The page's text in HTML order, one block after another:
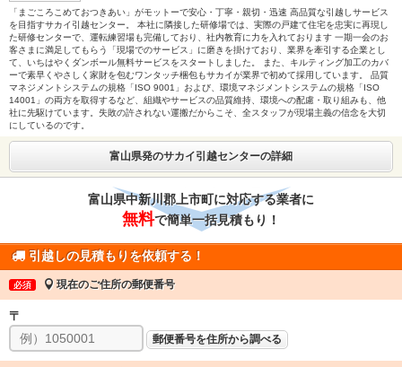
「まごころこめておつきあい」がモットーで安心・丁寧・親切・迅速 高品質な引越しサービス
を目指すサカイ引越センター。 本社に隣接した研修場では、実際の戸建て住宅を忠実に再現し
た研修センターで、運転練習場も完備しており、社内教育に力を入れております 一期一会のお
客さまに満足してもらう「現場でのサービス」に磨きを掛けており、業界を牽引する企業とし
て、いちはやくダンボール無料サービスをスタートしました。 また、キルティング加工のカバ
ーで素早くやさしく家財を包むワンタッチ梱包もサカイが業界で初めて採用しています。 品質
マネジメントシステムの規格「ISO 9001」および、環境マネジメントシステムの規格「ISO
14001」の両方を取得するなど、組織やサービスの品質維持、環境への配慮・取り組みも、他
社に先駆けています。失敗の許されない運搬だからこそ、全スタッフが現場主義の信念を大切
にしているのです。
富山県発のサカイ引越センターの詳細
富山県中新川郡上市町に対応する業者に
無料で簡単一括見積もり！
引越しの見積もりを依頼する！
必須 現在のご住所の郵便番号
〒
郵便番号を住所から調べる